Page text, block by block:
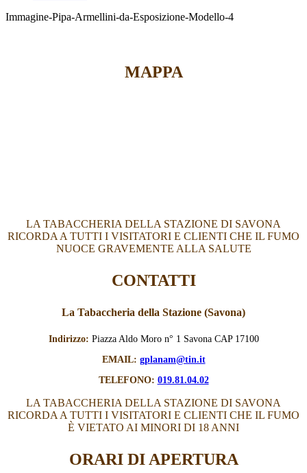
Immagine-Pipa-Armellini-da-Esposizione-Modello-4
MAPPA
LA TABACCHERIA DELLA STAZIONE DI SAVONA
RICORDA A TUTTI I VISITATORI E CLIENTI CHE IL FUMO
NUOCE GRAVEMENTE ALLA SALUTE
CONTATTI
La Tabaccheria della Stazione (Savona)
Indirizzo: Piazza Aldo Moro n° 1 Savona CAP 17100
EMAIL: gplanam@tin.it
TELEFONO: 019.81.04.02
LA TABACCHERIA DELLA STAZIONE DI SAVONA
RICORDA A TUTTI I VISITATORI E CLIENTI CHE IL FUMO
È VIETATO AI MINORI DI 18 ANNI
ORARI DI APERTURA